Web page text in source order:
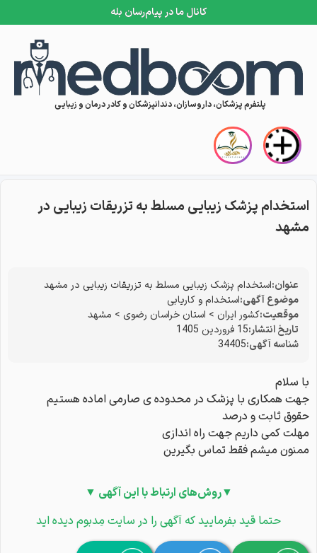
کانال ما در پیام‌رسان بله
Skip to content
پلتفرم پزشکان، داروسازان، دندانپزشکان و کادر درمان و زیبایی
استخدام پزشک زیبایی مسلط به تزریقات زیبایی در
مشهد
عنوان:استخدام پزشک زیبایی مسلط به تزریقات زیبایی در مشهد
موضوع آگهی:استخدام و کاریابی
موقعیت:کشور ایران > استان خراسان رضوی > مشهد
تاریخ انتشار:15 فروردین 1405
شناسه آگهی:34405
با سلام
جهت همکاری با پزشک در محدوده ی صارمی اماده هستیم
حقوق ثابت و درصد
مهلت کمی داریم جهت راه اندازی
ممنون میشم فقط تماس بگیرین
▼روش‌های ارتباط با این آگهی ▼
حتما قید بفرمایید که آگهی را در سایت مِدبوم دیده اید